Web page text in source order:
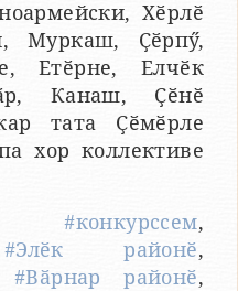
Хӗрлӗ
Муркаш, Ҫӗрпӳ,
Етӗрне, Елчӗк
Канаш, Ҫӗнӗ
тата Ҫӗмӗрле
хор коллективе
#конкурссем,
#Элӗк районӗ,
#Вӑрнар районӗ,